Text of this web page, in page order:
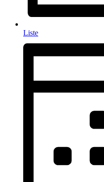
Liste